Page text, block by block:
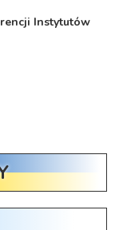
Instytutów